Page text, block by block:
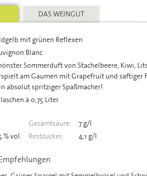
DAS WEINGUT
mit grünen Reflexen
Blanc
Sommerduft von Stachelbeere, Kiwi,
am Gaumen mit Grapefruit und saftiger
absolut spritziger Spaßmacher!
à 0,75 Liter
Gesamtsäure:
7 g/l
% vol. Restzucker: 4,1 g/l